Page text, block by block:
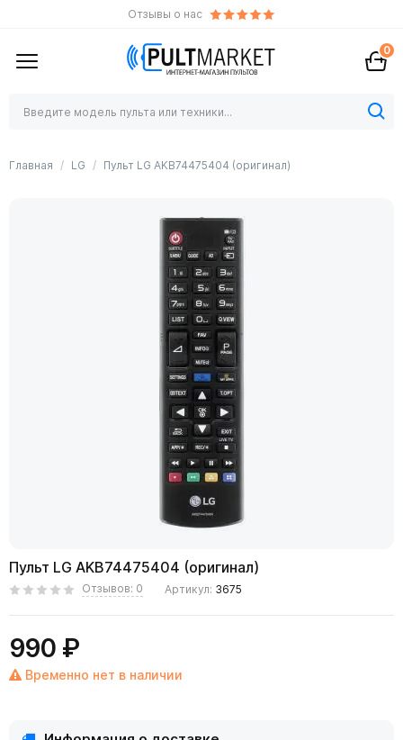
Отзывы о нас
0
Главная LG Пульт LG AKB74475404 (оригинал)
Пульт LG AKB74475404 (оригинал)
Отзывов: 0 Артикул: 3675
990 ₽
Временно нет в наличии